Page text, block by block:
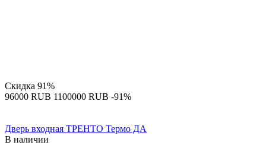
Скидка 91%
‍96000‍ RUB ‍1100000‍ RUB -91%
Дверь входная ТРЕНТО Термо ДА
В наличии